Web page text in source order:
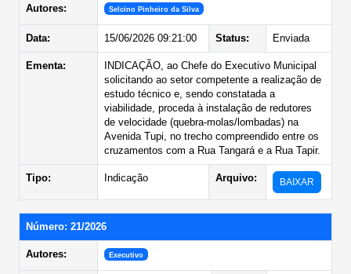
Autores: Selcino Pinheiro da Silva
Data: 15/06/2026 09:21:00 Status: Enviada
Ementa:
INDICAÇÃO, ao Chefe do Executivo Municipal
solicitando ao setor competente a realização de
estudo técnico e, sendo constatada a
viabilidade, proceda à instalação de redutores
de velocidade (quebra-molas/lombadas) na
Avenida Tupi, no trecho compreendido entre os
cruzamentos com a Rua Tangará e a Rua Tapir.
Tipo: Indicação Arquivo: BAIXAR
Número: 21/2026
Autores: Executivo